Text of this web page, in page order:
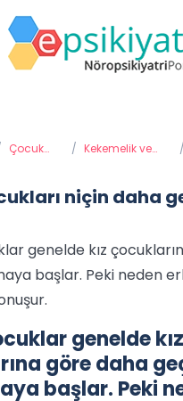
Çocuk
/ Kekemelik ve
/
niçin daha
genelde kız
başlar. Peki neden
genelde kız
göre daha
başlar. Peki